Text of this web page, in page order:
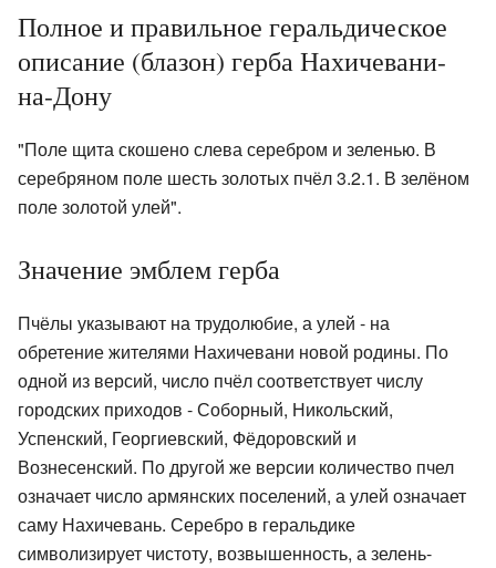
Полное и правильное геральдическое
описание (блазон) герба Нахичевани-
на-Дону
"Поле щита скошено слева серебром и зеленью. В
серебряном поле шесть золотых пчёл 3.2.1. В зелёном
поле золотой улей".
Значение эмблем герба
Пчёлы указывают на трудолюбие, а улей - на
обретение жителями Нахичевани новой родины. По
одной из версий, число пчёл соответствует числу
городских приходов - Соборный, Никольский,
Успенский, Георгиевский, Фёдоровский и
Вознесенский. По другой же версии количество пчел
означает число армянских поселений, а улей означает
саму Нахичевань. Серебро в геральдике
символизирует чистоту, возвышенность, а зелень-